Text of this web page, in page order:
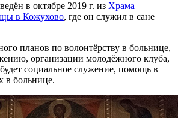
в октябре 2019 г. из Храма
в Кожухово, где он служил в сане
планов по волонтёрству в больнице,
организации молодёжного клуба,
социальное служение, помощь в
в больнице.